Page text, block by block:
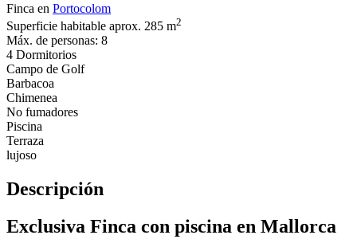
Finca en Portocolom
Superficie habitable aprox. 285 m2
Máx. de personas: 8
4 Dormitorios
Campo de Golf
Barbacoa
Chimenea
No fumadores
Piscina
Terraza
lujoso
Descripción
Exclusiva Finca con piscina en Mallorca